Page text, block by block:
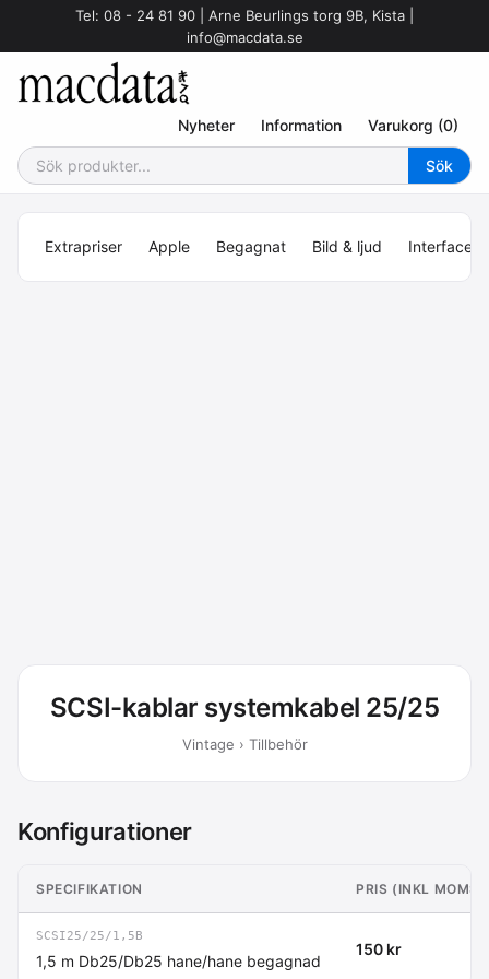
Tel: 08 - 24 81 90 | Arne Beurlings torg 9B, Kista |
info@macdata.se
Nyheter Information Varukorg (0)
Extrapriser Apple Begagnat Bild & ljud Interface
SCSI-kablar systemkabel 25/25
Vintage › Tillbehör
Konfigurationer
SPECIFIKATION PRIS (INKL MOMS)
SCSI25/25/1,5B
1,5 m Db25/Db25 hane/hane begagnad
150 kr